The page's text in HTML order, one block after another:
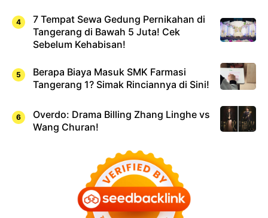
7 Tempat Sewa Gedung Pernikahan di
Tangerang di Bawah 5 Juta! Cek
Sebelum Kehabisan!
Berapa Biaya Masuk SMK Farmasi
Tangerang 1? Simak Rinciannya di Sini!
Overdo: Drama Billing Zhang Linghe vs
Wang Churan!